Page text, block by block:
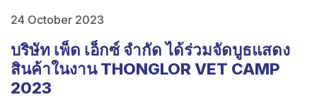
24 October 2023
บริษัท เพ็ด เอ็กซ์ จำกัด ได้ร่วมจัดบูธแสดง
สินค้าในงาน THONGLOR VET CAMP
2023